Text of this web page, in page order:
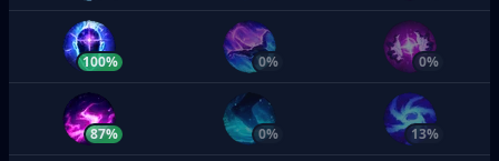
100% 0% 0%
87% 0% 13%